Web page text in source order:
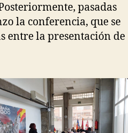
pasadas
la conferencia, que se
entre la presentación de